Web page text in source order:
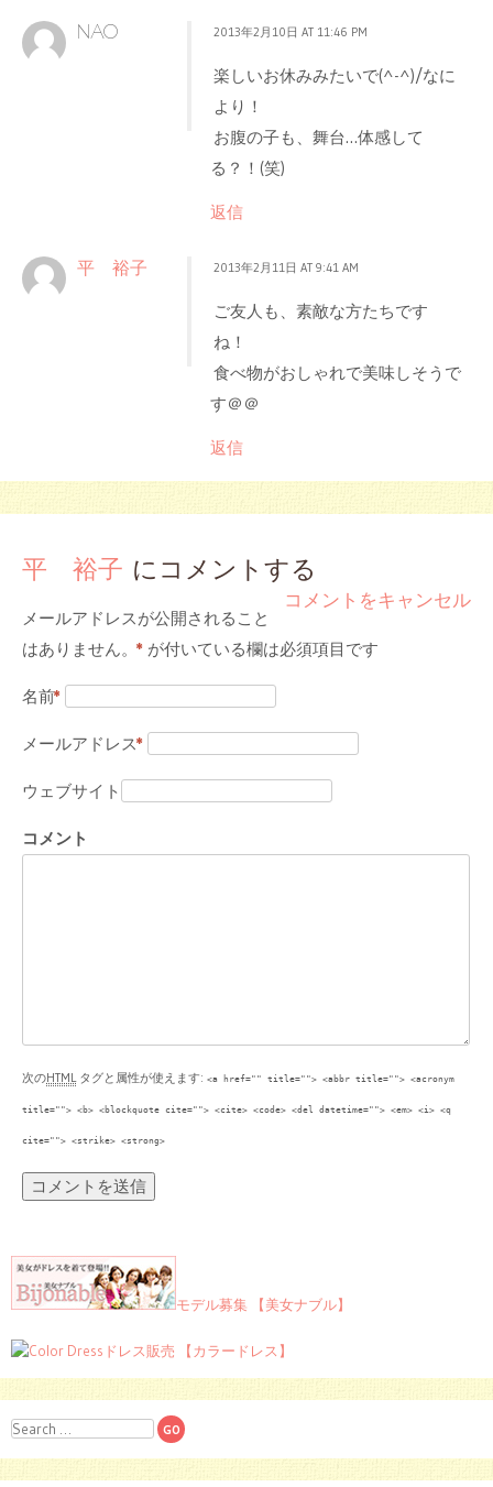
NAO 2013年2月10日 AT 11:46 PM
楽しいお休みみたいで(^-^)/なに
より！
お腹の子も、舞台…体感して
る？！(笑)
返信
平 裕子 2013年2月11日 AT 9:41 AM
ご友人も、素敵な方たちです
ね！
食べ物がおしゃれで美味しそうで
す＠＠
返信
平 裕子 にコメントする
コメントをキャンセル
メールアドレスが公開されること
はありません。
* が付いている欄は必須項目です
名前
*
メールアドレス
*
ウェブサイト
コメント
次のHTMLタグと属性が使えます: <a href="" title=""> <abbr title=""> <acronym
title=""> <b> <blockquote cite=""> <cite> <code> <del datetime=""> <em> <i> <q
cite=""> <strike> <strong>
モデル募集 【美女ナブル】
ドレス販売 【カラードレス】
Search